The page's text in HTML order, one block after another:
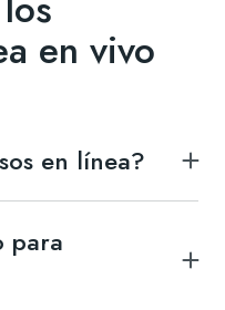
en vivo
en línea?
de asistencia. Se
con vigencia de un
para